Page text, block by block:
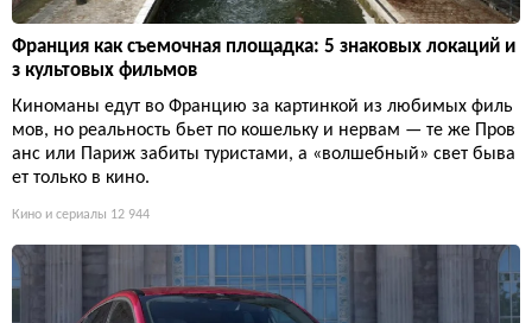
Франция как съемочная площадка: 5 знаковых локаций и
з культовых фильмов
Киноманы едут во Францию за картинкой из любимых филь
мов, но реальность бьет по кошельку и нервам — те же Пров
анс или Париж забиты туристами, а «волшебный» свет быва
ет только в кино.
Кино и сериалы 12 944